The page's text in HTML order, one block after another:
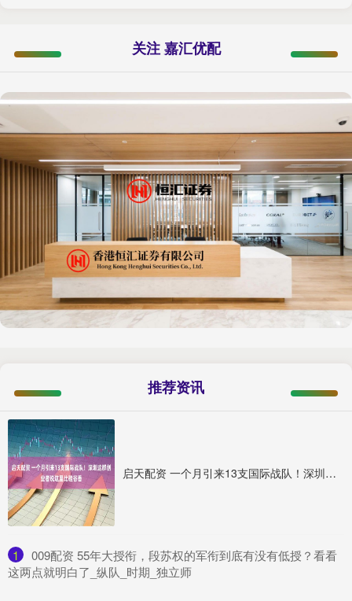
关注 嘉汇优配
推荐资讯
启天配资 一个月引来13支国际战队！深圳这群创业者说这里比硅谷香
1
​009配资 55年大授衔，段苏权的军衔到底有没有低授？看看
这两点就明白了_纵队_时期_独立师